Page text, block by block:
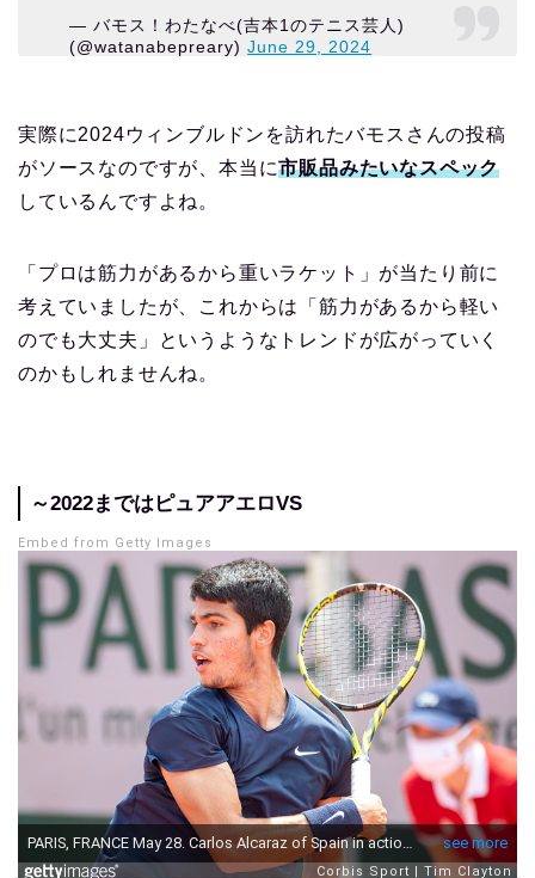
— バモス！わたなべ(吉本1のテニス芸人)
(@watanabepreary)June 29, 2024
実際に2024ウィンブルドンを訪れたバモスさんの投稿
がソースなのですが、本当に市販品みたいなスペック
しているんですよね。
「プロは筋力があるから重いラケット」が当たり前に
考えていましたが、これからは「筋力があるから軽い
のでも大丈夫」というようなトレンドが広がっていく
のかもしれませんね。
～2022まではピュアアエロVS
Embed from Getty Images